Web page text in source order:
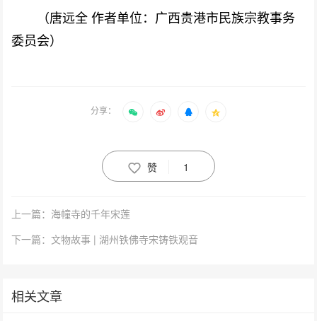
（唐远全 作者单位：广西贵港市民族宗教事务
委员会）
分享：
赞 1
上一篇：海幢寺的千年宋莲
下一篇：文物故事 | 湖州铁佛寺宋铸铁观音
相关文章